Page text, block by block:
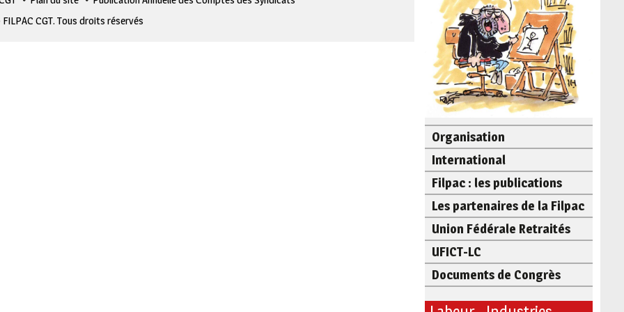
CGT. Tous droits réservés
Organisation
International
Filpac : les publications
Les partenaires de la Filpac
Union Fédérale Retraités
UFICT-LC
Documents de Congrès